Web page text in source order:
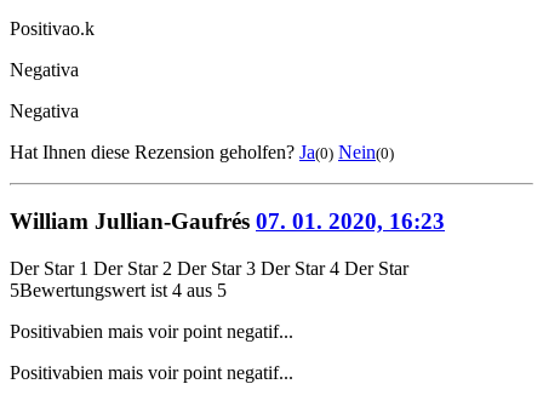
Positivao.k
Negativa
Negativa
Hat Ihnen diese Rezension geholfen? Ja(0) Nein(0)
William Jullian-Gaufrés 07. 01. 2020, 16:23
Der Star 1 Der Star 2 Der Star 3 Der Star 4 Der Star
5Bewertungswert ist 4 aus 5
Positivabien mais voir point negatif...
Positivabien mais voir point negatif...